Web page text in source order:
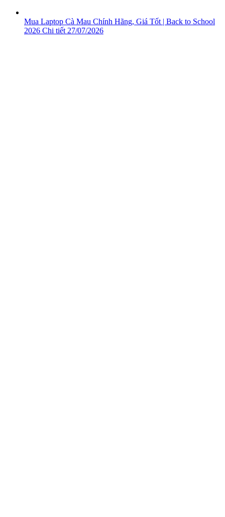
Mua Laptop Cà Mau Chính Hãng, Giá Tốt | Back to School
2026 Chi tiết 27/07/2026